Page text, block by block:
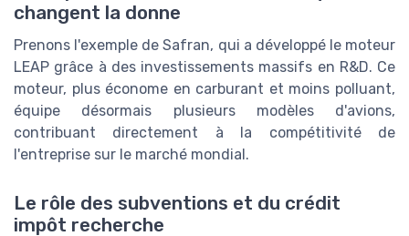
changent la donne
Prenons l'exemple de Safran, qui a développé le moteur
LEAP grâce à des investissements massifs en R&D. Ce
moteur, plus économe en carburant et moins polluant,
équipe désormais plusieurs modèles d'avions,
contribuant directement à la compétitivité de
l'entreprise sur le marché mondial.
Le rôle des subventions et du crédit
impôt recherche